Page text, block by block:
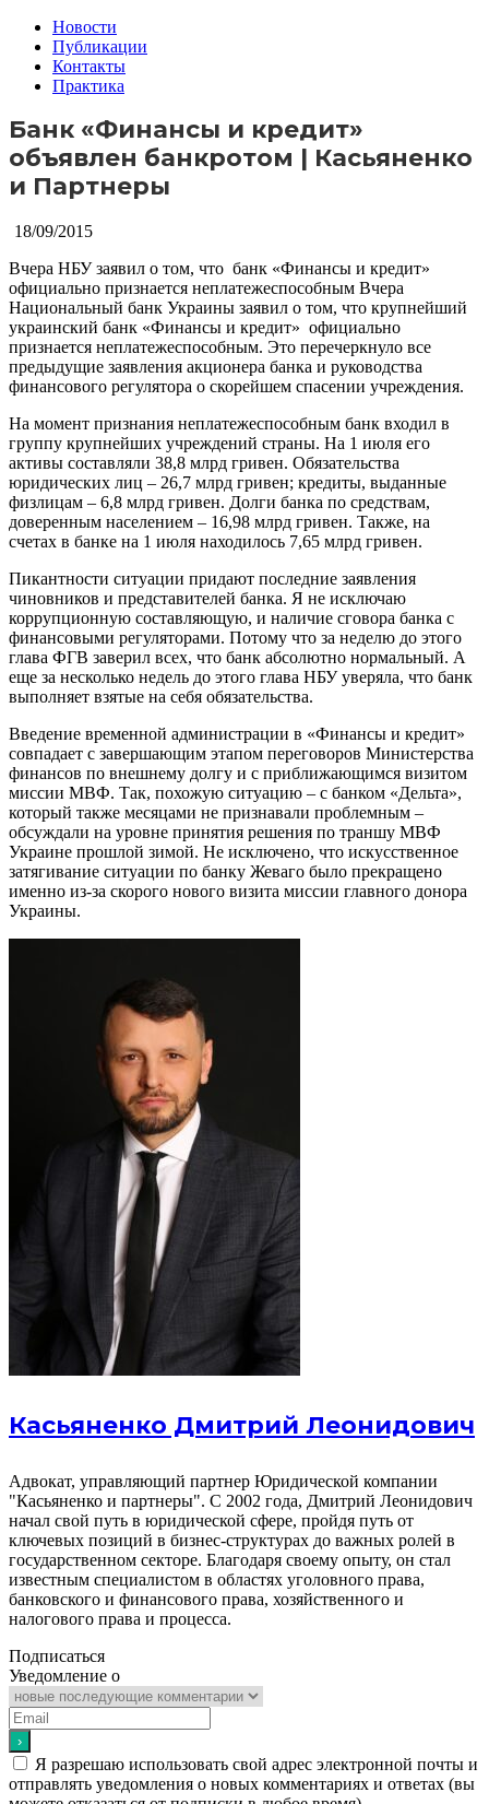
Новости
Публикации
Контакты
Практика
Банк «Финансы и кредит»
объявлен банкротом | Касьяненко
и Партнеры
18/09/2015
Вчера НБУ заявил о том, что банк «Финансы и кредит»
официально признается неплатежеспособным Вчера
Национальный банк Украины заявил о том, что крупнейший
украинский банк «Финансы и кредит» официально
признается неплатежеспособным. Это перечеркнуло все
предыдущие заявления акционера банка и руководства
финансового регулятора о скорейшем спасении учреждения.
На момент признания неплатежеспособным банк входил в
группу крупнейших учреждений страны. На 1 июля его
активы составляли 38,8 млрд гривен. Обязательства
юридических лиц – 26,7 млрд гривен; кредиты, выданные
физлицам – 6,8 млрд гривен. Долги банка по средствам,
доверенным населением – 16,98 млрд гривен. Также, на
счетах в банке на 1 июля находилось 7,65 млрд гривен.
Пикантности ситуации придают последние заявления
чиновников и представителей банка. Я не исключаю
коррупционную составляющую, и наличие сговора банка с
финансовыми регуляторами. Потому что за неделю до этого
глава ФГВ заверил всех, что банк абсолютно нормальный. А
еще за несколько недель до этого глава НБУ уверяла, что банк
выполняет взятые на себя обязательства.
Введение временной администрации в «Финансы и кредит»
совпадает с завершающим этапом переговоров Министерства
финансов по внешнему долгу и с приближающимся визитом
миссии МВФ. Так, похожую ситуацию – с банком «Дельта»,
который также месяцами не признавали проблемным –
обсуждали на уровне принятия решения по траншу МВФ
Украине прошлой зимой. Не исключено, что искусственное
затягивание ситуации по банку Жеваго было прекращено
именно из-за скорого нового визита миссии главного донора
Украины.
Касьяненко Дмитрий Леонидович
Адвокат, управляющий партнер Юридической компании
"Касьяненко и партнеры". С 2002 года, Дмитрий Леонидович
начал свой путь в юридической сфере, пройдя путь от
ключевых позиций в бизнес-структурах до важных ролей в
государственном секторе. Благодаря своему опыту, он стал
известным специалистом в областях уголовного права,
банковского и финансового права, хозяйственного и
налогового права и процесса.
Подписаться
Уведомление о
Я разрешаю использовать свой адрес электронной почты и
отправлять уведомления о новых комментариях и ответах (вы